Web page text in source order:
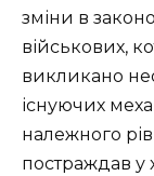
зміни в
військових,
викликано
існуючих
належного
постраждав у